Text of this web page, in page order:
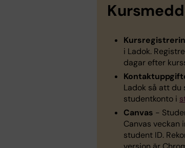
i Ladok.
dagar efter
Ladok så att du
studentkonto i
Canvas -
Canvas veckan
student ID.